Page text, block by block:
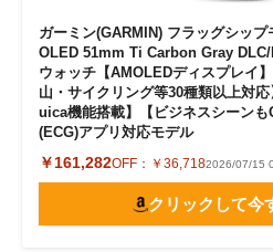
ガーミン(GARMIN) フラッグシッ
OLED 51mm Ti Carbon Gray
ウォッチ【AMOLEDディスプレイ
山・サイクリング等30種類以上対
uica機能搭載】【ビジネスシーン
(ECG)アプリ対応モデル
￥161,282OFF： ￥36,7182026/07/15
クリックして今